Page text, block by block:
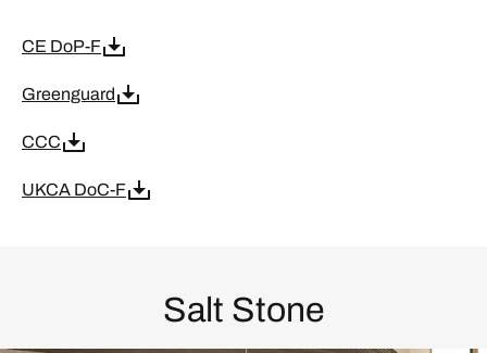
CE DoP-F
Greenguard
CCC
UKCA DoC-F
Salt Stone